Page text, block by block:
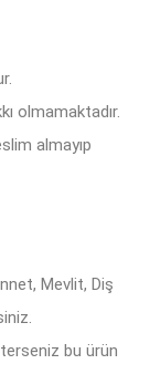
olmamaktadır.
almayıp
Mevlit, Diş
bu ürün